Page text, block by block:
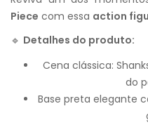
Piece com essa action
🔹 Detalhes do produto:
Cena clássica:
do
Base preta elegante